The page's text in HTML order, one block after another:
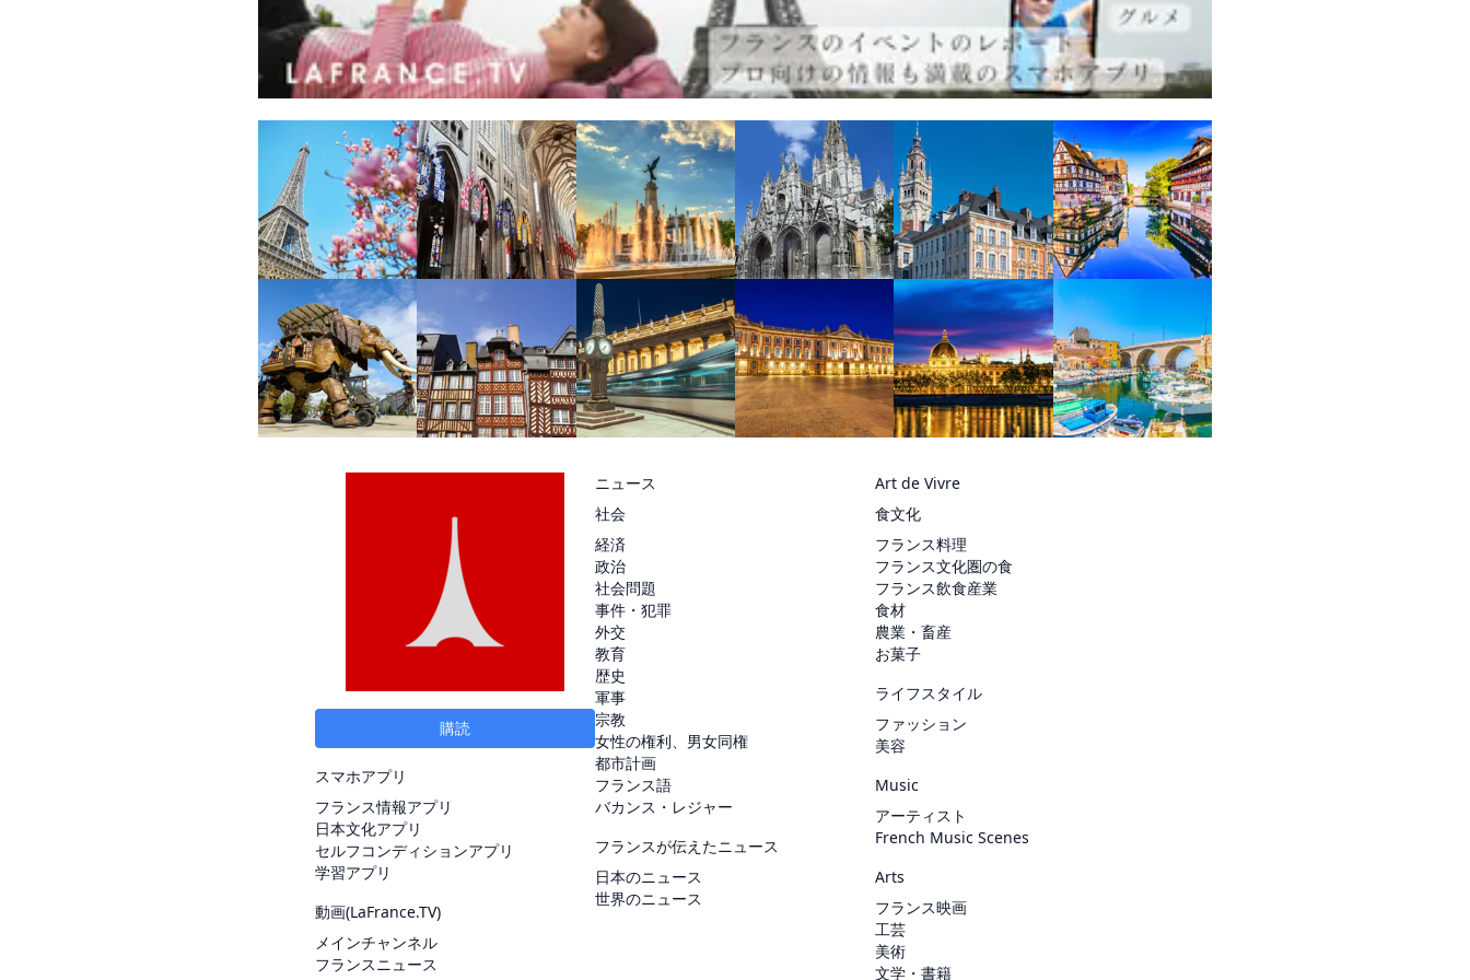
購読
スマホアプリ
フランス情報アプリ
日本文化アプリ
セルフコンディションアプリ
学習アプリ
動画(LaFrance.TV)
メインチャンネル
フランスニュース
ニュース
社会
経済
政治
社会問題
事件・犯罪
外交
教育
歴史
軍事
宗教
女性の権利、男女同権
都市計画
フランス語
バカンス・レジャー
フランスが伝えたニュース
日本のニュース
世界のニュース
Art de Vivre
食文化
フランス料理
フランス文化圏の食
フランス飲食産業
食材
農業・畜産
お菓子
ライフスタイル
ファッション
美容
Music
アーティスト
French Music Scenes
Arts
フランス映画
工芸
美術
文学・書籍